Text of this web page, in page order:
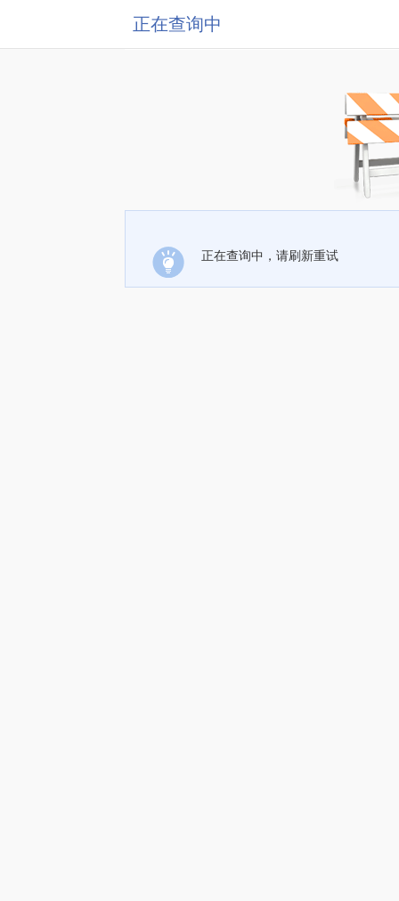
正在查询中
正在查询中，请刷新重试